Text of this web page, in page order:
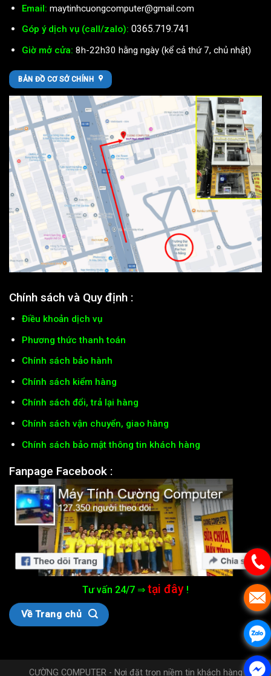
Email: maytinhcuongcomputer@gmail.com
Góp ý dịch vụ (call/zalo): 0365.719.741
Giờ mở cửa: 8h-22h30 hằng ngày (kể cả thứ 7, chủ nhật)
BẢN ĐỒ CƠ SỞ CHÍNH
Chính sách và Quy định :
Điều khoản dịch vụ
Phương thức thanh toán
Chính sách bảo hành
Chính sách kiểm hàng
Chính sách đổi, trả lại hàng
Chính sách vận chuyển, giao hàng
Chính sách bảo mật thông tin khách hàng
Fanpage Facebook :
Tư vấn 24/7 ⇒ tại đây !
Về Trang chủ
CƯỜNG COMPUTER - Nơi đặt trọn niềm tin khách hàng